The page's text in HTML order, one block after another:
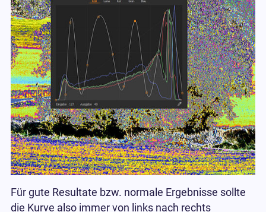
Für gute Resultate bzw. normale Ergebnisse sollte
die Kurve also immer von links nach rechts